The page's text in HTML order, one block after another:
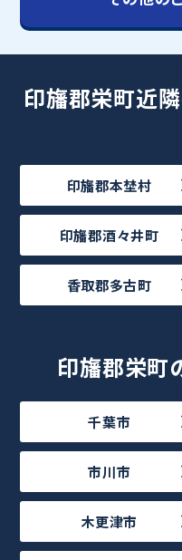
印旛郡栄町近
印旛郡本埜村
印旛郡酒々井町
香取郡多古町
印旛郡栄町
千葉市
市川市
木更津市